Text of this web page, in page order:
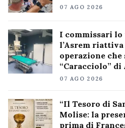
07 AGO 2026
I commissari
l’Asrem
operazione che
“Caracciolo” di
07 AGO 2026
“Il Tesoro di
Molise: la
prima di